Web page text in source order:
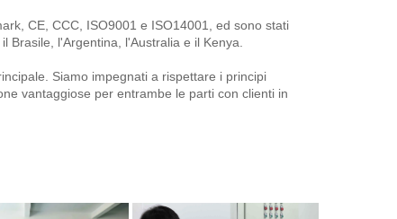
CE, CCC, ISO9001 e ISO14001, ed sono stati
Brasile, l'Argentina, l'Australia e il Kenya.
Siamo impegnati a rispettare i principi
vantaggiose per entrambe le parti con clienti in